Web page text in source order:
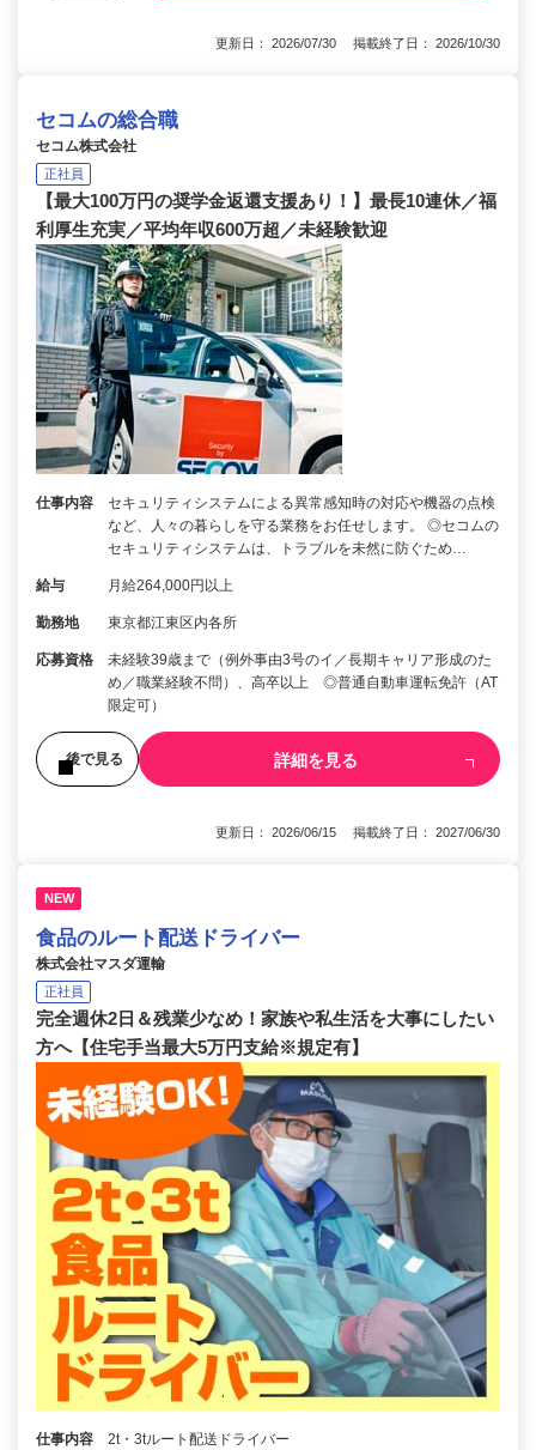
更新日： 2026/07/30 掲載終了日： 2026/10/30
セコムの総合職
セコム株式会社
正社員
【最大100万円の奨学金返還支援あり！】最長10連休／福
利厚生充実／平均年収600万超／未経験歓迎
仕事内容
セキュリティシステムによる異常感知時の対応や機器の点検
など、人々の暮らしを守る業務をお任せします。 ◎セコムの
セキュリティシステムは、トラブルを未然に防ぐため…
給与 月給264,000円以上
勤務地 東京都江東区内各所
応募資格
未経験39歳まで（例外事由3号のイ／長期キャリア形成のた
め／職業経験不問）、高卒以上 ◎普通自動車運転免許（AT
限定可）
後で見る 詳細を見る
更新日： 2026/06/15 掲載終了日： 2027/06/30
NEW
食品のルート配送ドライバー
株式会社マスダ運輸
正社員
完全週休2日＆残業少なめ！家族や私生活を大事にしたい
方へ【住宅手当最大5万円支給※規定有】
仕事内容 2t・3tルート配送ドライバー